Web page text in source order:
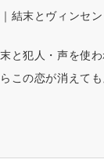
結末とヴィンセ
と犯人・声を使
この恋が消えても